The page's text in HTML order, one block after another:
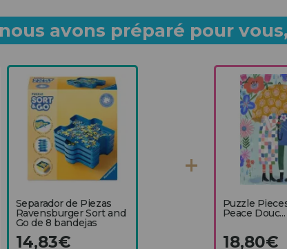
avons préparé pour
Separador de Piezas
Ravensburger Sort and
Go de 8 bandejas
14,83€
Puzzle
Peace Douc...
18,80€